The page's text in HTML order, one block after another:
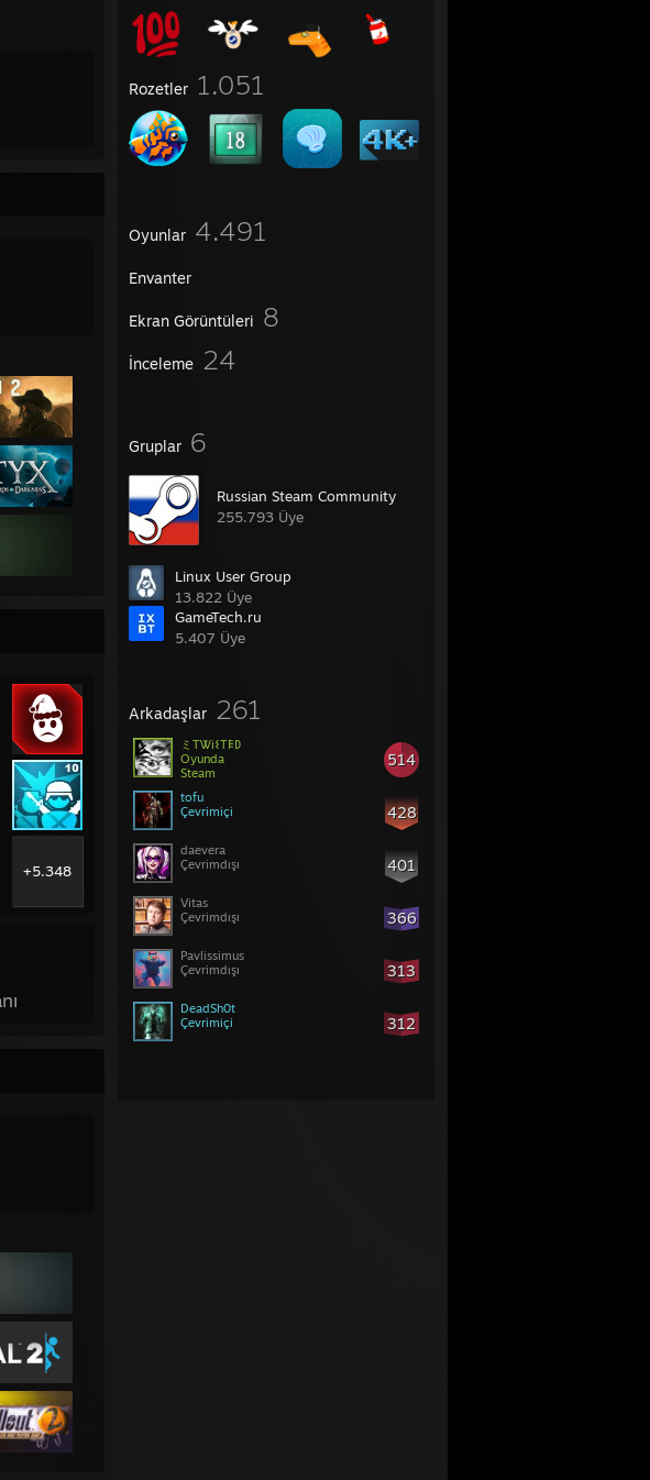
Rozetler 1.051
Oyunlar 4.491
Envanter
Ekran Görüntüleri 8
İnceleme 24
Gruplar 6
Russian Steam Community
255.793 Üye
Linux User Group
13.822 Üye
GameTech.ru
5.407 Üye
Arkadaşlar 261
514
ミTᏔi𐌔T𐌄𐌃
Oyunda
Steam
428
tofu
Çevrimiçi
401
daevera
Çevrimdışı
366
Vitas
Çevrimdışı
313
Pavlissimus
Çevrimdışı
312
DeadSh0t
Çevrimiçi
+5.348